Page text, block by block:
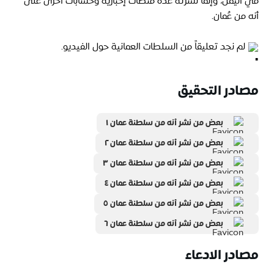
أنه من عُمان.
لم نجد تعليقاً من السلطات العمانية حول الفيديو.
مصادر التحقيق
بعض من نشر أنه من سلطنة عمان ١
بعض من نشر أنه من سلطنة عمان ٢
بعض من نشر أنه من سلطنة عمان ٣
بعض من نشر أنه من سلطنة عمان ٤
بعض من نشر أنه من سلطنة عمان ٥
بعض من نشر أنه من سلطنة عمان ٦
مصادر الادعاء